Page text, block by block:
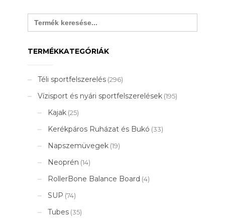
Search
for:
TERMÉKKATEGÓRIÁK
Téli sportfelszerelés (296)
Vízisport és nyári sportfelszerelések (195)
Kajak (25)
Kerékpáros Ruházat és Bukó (33)
Napszemüvegek (19)
Neoprén (14)
RollerBone Balance Board (4)
SUP (74)
Tubes (35)